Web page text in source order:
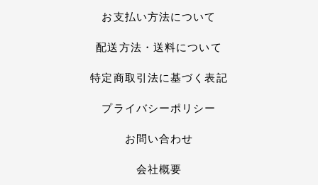
お支払い方法について
配送方法・送料について
特定商取引法に基づく表記
プライバシーポリシー
お問い合わせ
会社概要